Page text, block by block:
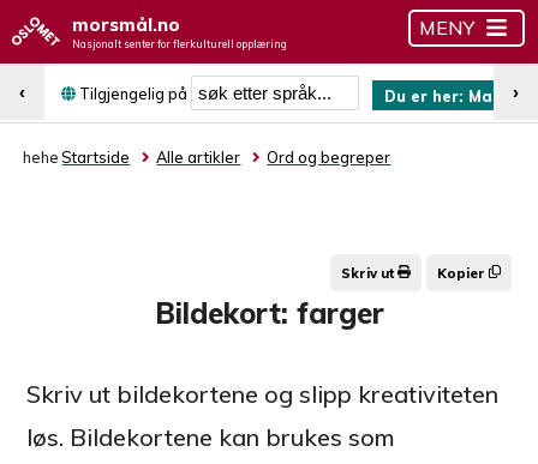
morsmål.no
Nasjonalt senter for flerkulturell opplæring
MENY
Tilgjengelig på
Søk etter språk
Du er her:
‹ ›
hehe Startside Alle artikler Ord og begreper
Skriv ut Kopier
Bildekort: farger
Skriv ut bildekortene og slipp kreativiteten
løs. Bildekortene kan brukes som